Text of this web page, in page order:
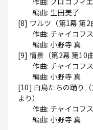
編曲: 生田美子
[8] ワルツ（第1幕 第
作曲: チャイコフ
編曲: 小野寺 真
[9] 情景（第2幕 第10
作曲: チャイコフ
編曲: 小野寺 真
[10] 白鳥たちの踊り
より）
作曲: チャイコフ
編曲: 小野寺 真